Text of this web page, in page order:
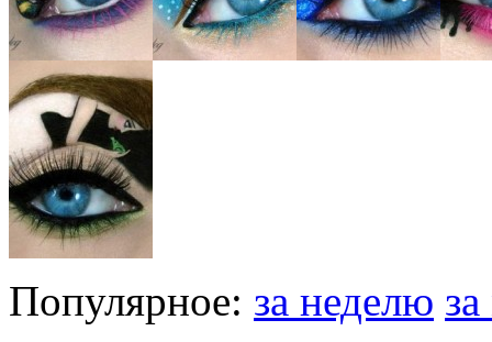
Популярное: за неделю